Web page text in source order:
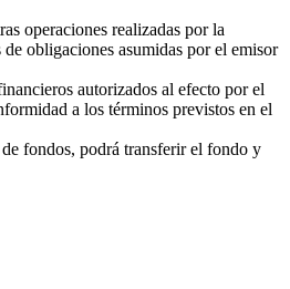
operaciones realizadas por la
obligaciones asumidas por el emisor
autorizados al efecto por el
a los términos previstos en el
fondos, podrá transferir el fondo y